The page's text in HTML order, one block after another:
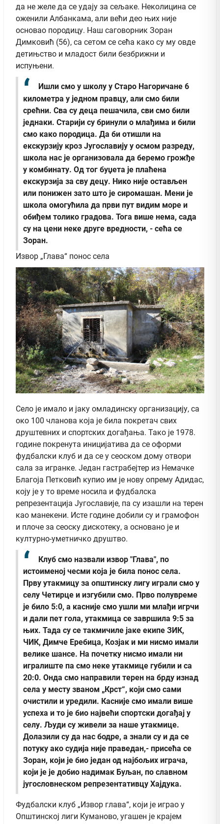
да не желе да се удају за сељаке. Неколицина се
оженили Албанкама, али већи део њих није
основао породицу. Наш саговорник Зоран
Димковић (56), са сетом се сећа како су му овде
детињство и младост били безбрижни и
испуњени.
Ишли смо у школу у Старо Нагоричане 6
километра у једном правцу, али смо били
срећни. Сва су деца пешачила, сви смо били
једнаки. Старији су бринули о млађима и били
смо како породица. Да би отишли на
екскурзију кроз Југославију у осмом разреду,
школа нас је организовала да беремо грожђе
у комбинату. Од тог буџета је плаћена
екскурзија за сву децу. Нико није остављен
или понижен зато што је сиромашан. Мени је
школа омогућила да први пут видим море и
обиђем толико градова. Тога више нема, сада
су на цени неке друге вредности, - сећа се
Зоран.
Извор „Глава“ понос села
Село је имало и јаку омладинску организацију, са
око 100 чланова која је била покретач свих
друштевних и спортских догађања. Тако је 1978.
године покренута иницијатива да се оформи
фудбалски клуб и да се у сеоском дому отвори
сала за игранке. Један гастрабејтер из Немачке
Благоја Петковић купио им је нову опрему Адидас,
коју је у то време носила и фудбалска
репрезентација Југославије, па су изашли на терен
као манекени. Исте године добили су и грамофон
и плоче за сеоску дискотеку, а основано је и
културно-уметничко друштво.
Клуб смо назвали извор "Глава", по
истоименој чесми која је била понос села.
Прву утакмицу за општинску лигу играли смо у
селу Четирце и изгубили смо. Прво полувреме
је било 5:0, а касније смо ушли ми млађи игрчи
и дали пет гола, утакмица се завршила 9:5 за
њих. Тада су се такмичиле јаке екипе ЗИК,
ЧИК, Димче Еребица, Козјак и ми нисмо имали
велике шансе. На почетку нисмо имали ни
игралиште па смо неке утакмице губили и са
20:0. Онда смо направили терен на брду изнад
села у месту званом „Крст“, који смо сами
очистили и уредили. Касније смо имали више
успеха и то је био највећи спортски догађај у
селу. Људи су живели за наше утакмице.
Долазили су да нас бодре, а знали су и да се
потуку ако судија није праведан,- присећа се
Зоран, који је био један од најбољих играча,
који је је добио надимак Буљан, по славном
југословнеском репрезентативцу Хајдука.
Фудбалски клуб „Извор глава“, који је играо у
Општинској лиги Куманово, угашен је крајем